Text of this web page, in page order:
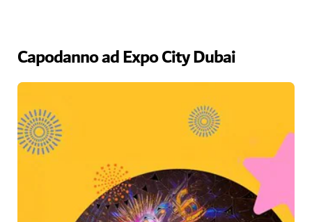
Capodanno ad Expo City Dubai